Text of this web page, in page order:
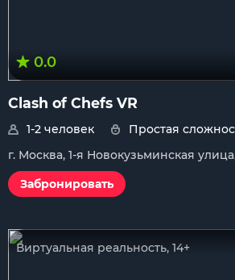
0.0
Clash of Chefs VR
1-2 человек
Простая
г. Москва, 1-я Новокузьминская
Забронировать
Виртуальная реальность, 14+